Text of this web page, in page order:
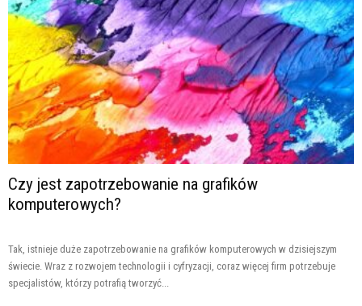
Czy jest zapotrzebowanie na grafików
komputerowych?
Tak, istnieje duże zapotrzebowanie na grafików komputerowych w dzisiejszym
świecie. Wraz z rozwojem technologii i cyfryzacji, coraz więcej firm potrzebuje
specjalistów, którzy potrafią tworzyć...